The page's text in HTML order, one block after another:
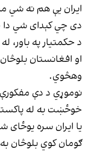
ايران یې هم نه شي
دی چي كېداى شي دا
د حکمتیار په باور،
او افغانستان
وهڅوي.
نوموړي د دې
خوځښت به له
یا ایران سره
ګومان كوي بلوڅان